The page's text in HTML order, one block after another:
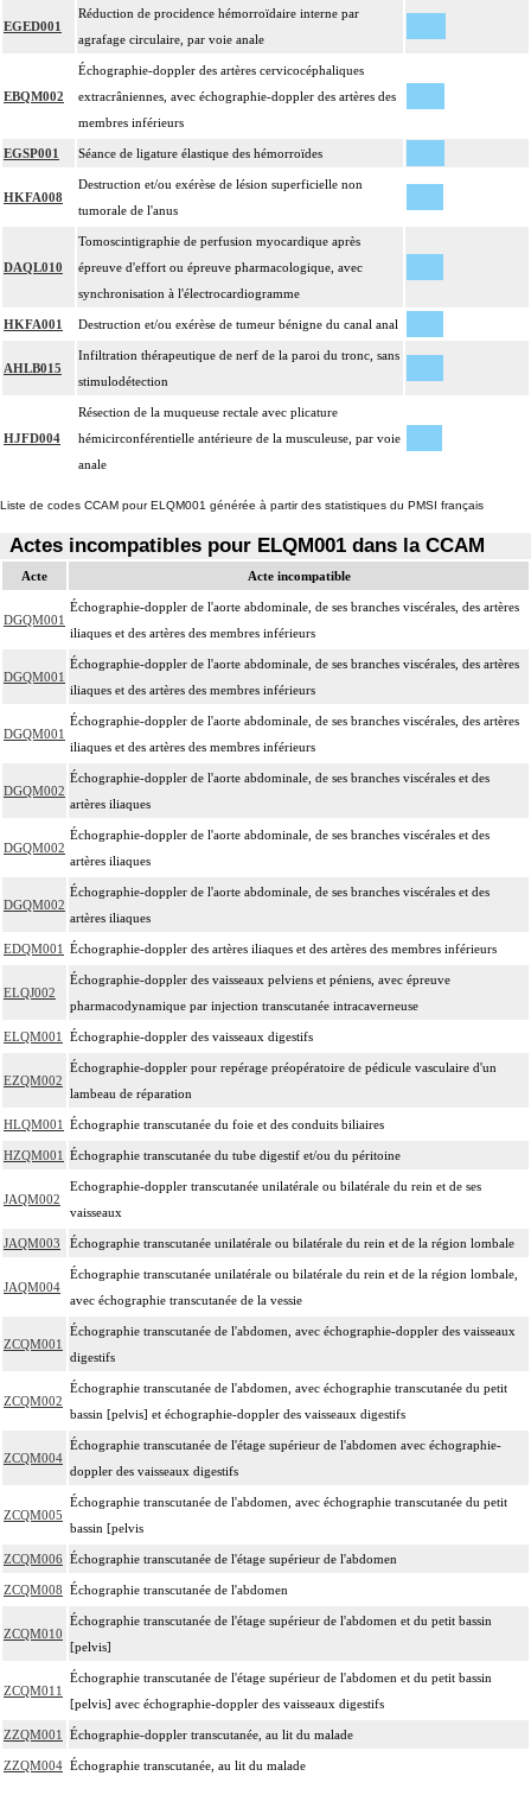
EGED001
Réduction de procidence hémorroïdaire interne par
agrafage circulaire, par voie anale
EBQM002
Échographie-doppler des artères cervicocéphaliques
extracrâniennes, avec échographie-doppler des artères des
membres inférieurs
EGSP001 Séance de ligature élastique des hémorroïdes
HKFA008
Destruction et/ou exérèse de lésion superficielle non
tumorale de l'anus
DAQL010
Tomoscintigraphie de perfusion myocardique après
épreuve d'effort ou épreuve pharmacologique, avec
synchronisation à l'électrocardiogramme
HKFA001 Destruction et/ou exérèse de tumeur bénigne du canal anal
AHLB015
Infiltration thérapeutique de nerf de la paroi du tronc, sans
stimulodétection
HJFD004
Résection de la muqueuse rectale avec plicature
hémicirconférentielle antérieure de la musculeuse, par voie
anale
Liste de codes CCAM pour ELQM001 générée à partir des statistiques du PMSI français
Actes incompatibles pour ELQM001 dans la CCAM
Acte Acte incompatible
DGQM001
Échographie-doppler de l'aorte abdominale, de ses branches viscérales, des artères
iliaques et des artères des membres inférieurs
DGQM001
Échographie-doppler de l'aorte abdominale, de ses branches viscérales, des artères
iliaques et des artères des membres inférieurs
DGQM001
Échographie-doppler de l'aorte abdominale, de ses branches viscérales, des artères
iliaques et des artères des membres inférieurs
DGQM002
Échographie-doppler de l'aorte abdominale, de ses branches viscérales et des
artères iliaques
DGQM002
Échographie-doppler de l'aorte abdominale, de ses branches viscérales et des
artères iliaques
DGQM002
Échographie-doppler de l'aorte abdominale, de ses branches viscérales et des
artères iliaques
EDQM001 Échographie-doppler des artères iliaques et des artères des membres inférieurs
ELQJ002
Échographie-doppler des vaisseaux pelviens et péniens, avec épreuve
pharmacodynamique par injection transcutanée intracaverneuse
ELQM001 Échographie-doppler des vaisseaux digestifs
EZQM002
Échographie-doppler pour repérage préopératoire de pédicule vasculaire d'un
lambeau de réparation
HLQM001 Échographie transcutanée du foie et des conduits biliaires
HZQM001 Échographie transcutanée du tube digestif et/ou du péritoine
JAQM002
Echographie-doppler transcutanée unilatérale ou bilatérale du rein et de ses
vaisseaux
JAQM003 Échographie transcutanée unilatérale ou bilatérale du rein et de la région lombale
JAQM004
Échographie transcutanée unilatérale ou bilatérale du rein et de la région lombale,
avec échographie transcutanée de la vessie
ZCQM001
Échographie transcutanée de l'abdomen, avec échographie-doppler des vaisseaux
digestifs
ZCQM002
Échographie transcutanée de l'abdomen, avec échographie transcutanée du petit
bassin [pelvis] et échographie-doppler des vaisseaux digestifs
ZCQM004
Échographie transcutanée de l'étage supérieur de l'abdomen avec échographie-
doppler des vaisseaux digestifs
ZCQM005
Échographie transcutanée de l'abdomen, avec échographie transcutanée du petit
bassin [pelvis
ZCQM006 Échographie transcutanée de l'étage supérieur de l'abdomen
ZCQM008 Échographie transcutanée de l'abdomen
ZCQM010
Échographie transcutanée de l'étage supérieur de l'abdomen et du petit bassin
[pelvis]
ZCQM011
Échographie transcutanée de l'étage supérieur de l'abdomen et du petit bassin
[pelvis] avec échographie-doppler des vaisseaux digestifs
ZZQM001 Échographie-doppler transcutanée, au lit du malade
ZZQM004 Échographie transcutanée, au lit du malade